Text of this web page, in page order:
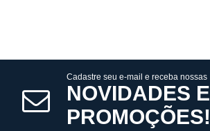
Cadastre seu e-mail e receba nossas
NOVIDADES E
PROMOÇÕES!